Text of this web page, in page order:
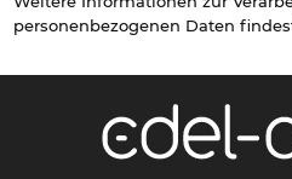
personenbezogenen Daten